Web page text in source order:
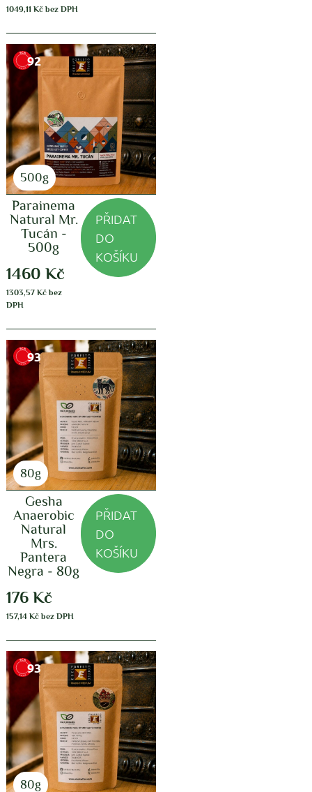
1049,11 Kčbez DPH
92
500g
Parainema
Natural Mr.
Tucán -
500g
1460 Kč
1303,57 Kčbez
DPH
PŘIDAT
DO
KOŠÍKU
93
80g
Gesha
Anaerobic
Natural
Mrs.
Pantera
Negra - 80g
176 Kč
157,14 Kčbez DPH
PŘIDAT
DO
KOŠÍKU
93
80g